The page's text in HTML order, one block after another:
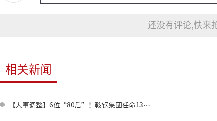
还没有评论,快来
相关新闻
【人事调整】6位“80后”！鞍钢集团任命13名领导人员！